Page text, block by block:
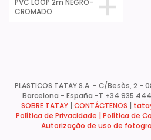
PVC LOOP 2m NEGRO-
CROMADO
PLASTICOS TATAY S.A. - C/Besòs, 2
Barcelona - España -T +34 935
SOBRE TATAY
CONTÁCTENOS
Política de Privacidade | Política de
Autorização de uso de